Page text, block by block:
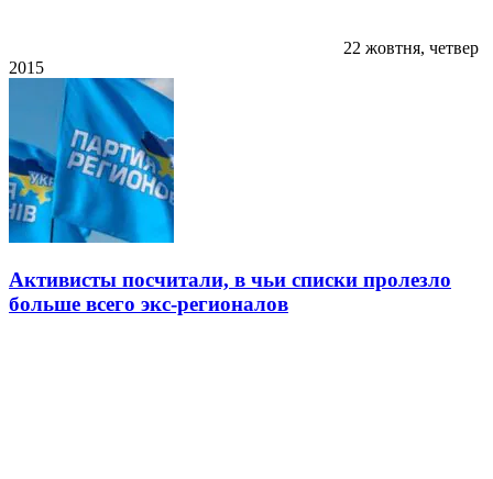
22 жовтня, четвер
2015
Активисты посчитали, в чьи списки пролезло
больше всего экс-регионалов